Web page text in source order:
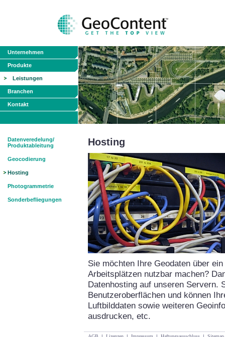
Unternehmen
Produkte
Leistungen
Branchen
Kontakt
Datenveredelung/
Produktableitung
Geocodierung
Hosting
Photogrammetrie
Sonderbefliegungen
Hosting
Sie möchten Ihre Geodaten über
Arbeitsplätzen nutzbar machen?
Datenhosting auf unseren Servern.
Benutzeroberflächen und können
Luftbilddaten sowie weiteren
ausdrucken, etc.